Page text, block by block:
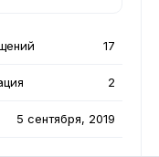
17
2
5 сентября, 2019